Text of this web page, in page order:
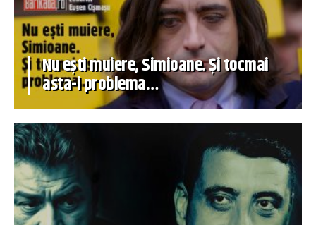
Nu ești muiere, Simioane. Și tocmai
asta-i problema…